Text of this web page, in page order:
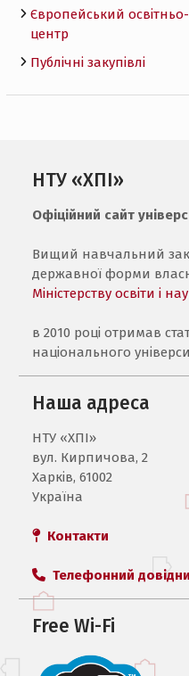
Європейський
центр
Публічні закупівлі
НТУ «ХПІ»
Офіційний сайт
Вищий навчальний
державної форми
Міністерству освіти і
в 2010 році отримав
національного
Наша адреса
НТУ «ХПI»
вул. Кирпичова, 2
Харків, 61002
Україна
Контакти
Телефонний
Free Wi-Fi